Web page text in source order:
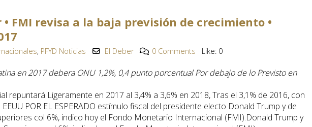
• FMI revisa a la baja previsión de crecimiento •
, PFYD Noticias El Deber 0 Comments Like: 0
en 2017 debera ONU 1,2%, 0,4 punto porcentual Por debajo de lo Previsto en
repuntará Ligeramente en 2017 al 3,4% a 3,6% en 2018, Tras el 3,1% de 2016, con
POR EL ESPERADO estímulo fiscal del presidente electo Donald Trump y de
col 6%, indico hoy el Fondo Monetario Internacional (FMI).Donald Trump y